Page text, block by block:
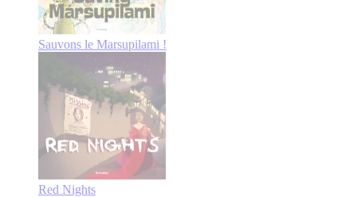
Sauvons le Marsupilami !
Red Nights